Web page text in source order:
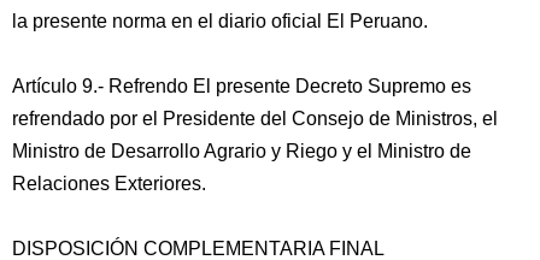
la presente norma en el diario oficial El Peruano.
Artículo 9.- Refrendo El presente Decreto Supremo es
refrendado por el Presidente del Consejo de Ministros, el
Ministro de Desarrollo Agrario y Riego y el Ministro de
Relaciones Exteriores.
DISPOSICIÓN COMPLEMENTARIA FINAL